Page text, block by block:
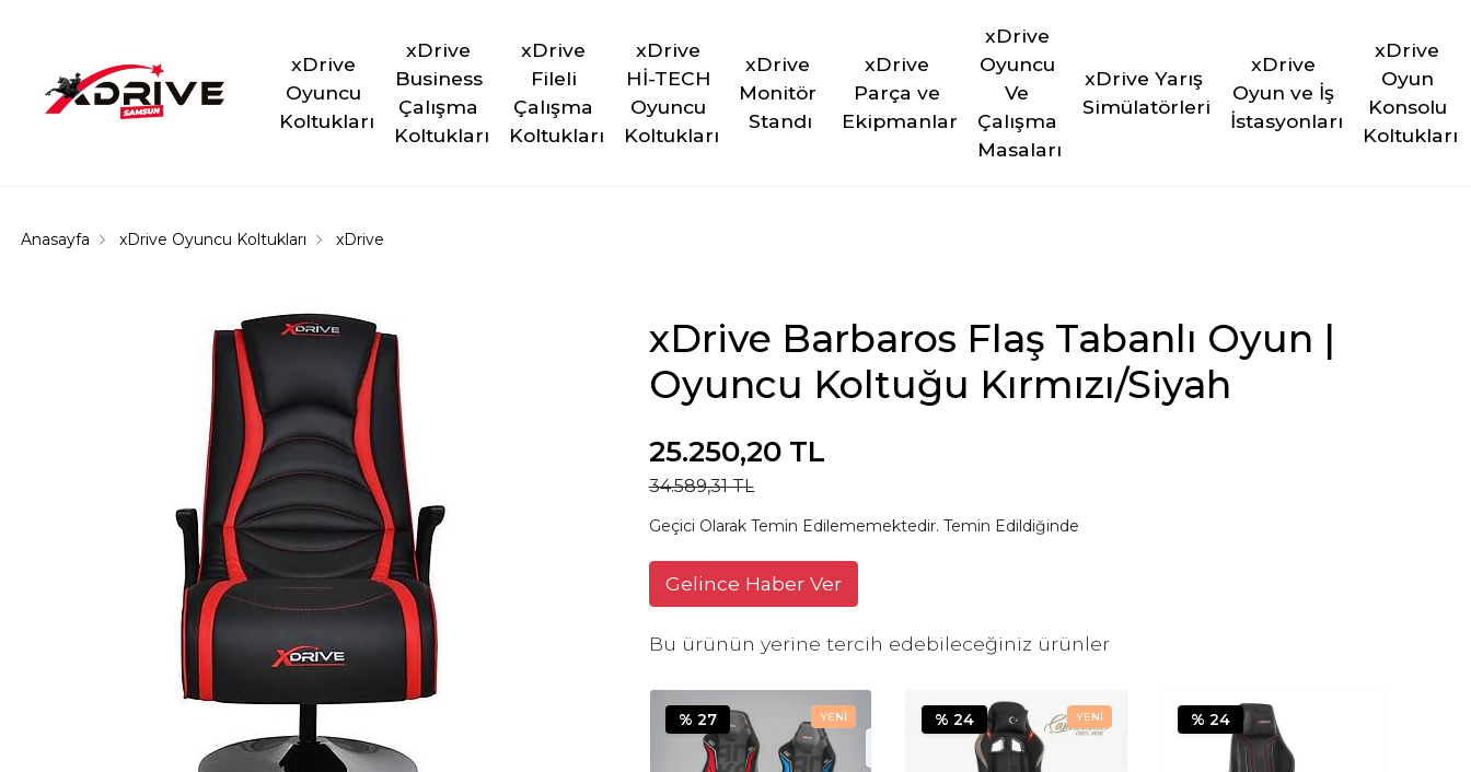
xDrive
Oyuncu
Koltukları
xDrive
Business
Çalışma
Koltukları
xDrive
Fileli
Çalışma
Koltukları
xDrive
Hİ-TECH
Oyuncu
Koltukları
xDrive
Monitör
Standı
xDrive
Parça ve
Ekipmanlar
xDrive
Oyuncu
Ve
Çalışma
Masaları
xDrive Yarış
Simülatörleri
xDrive
Oyun ve İş
İstasyonları
xDrive
Oyun
Konsolu
Koltukları
Anasayfa xDrive Oyuncu Koltukları xDrive
xDrive Barbaros Flaş Tabanlı Oyun |
Oyuncu Koltuğu Kırmızı/Siyah
34.589,31 TL
25.250,20 TL
Geçici Olarak Temin Edilememektedir. Temin Edildiğinde
Gelince Haber Ver
Bu ürünün yerine tercih edebileceğiniz ürünler
% 27 % 24 % 24